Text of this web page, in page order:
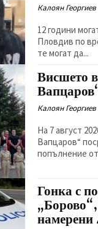
Калоян Георгиев
12 години
Пловдив по
те могат да...
Висшето
Калоян Георгиев
На 7 август
Вапцаров“
попълнение
Гонка с